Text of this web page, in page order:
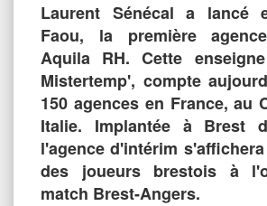
Laurent Sénécal a lancé
Faou, la première
Aquila RH. Cette
Mistertemp', compte
150 agences en France, au
Italie. Implantée à Brest
l'agence d'intérim
des joueurs brestois à
match Brest-Angers.